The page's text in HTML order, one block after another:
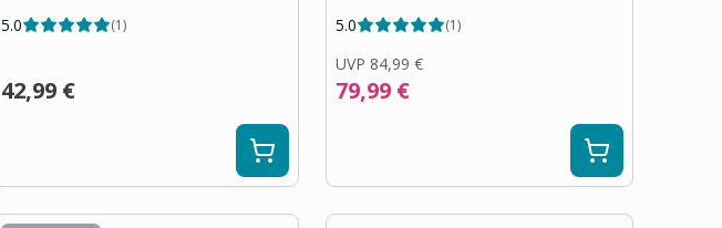
5.0 (1)
42,99 €
5.0 (1)
UVP 84,99 €
79,99 €